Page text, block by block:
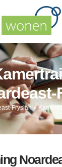
Fryslân»